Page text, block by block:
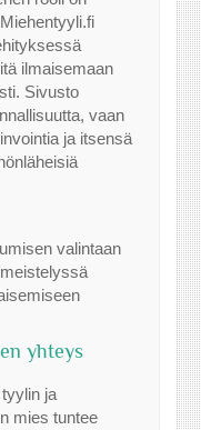
ilmaisemaan
Sivusto
vaan
ja itsensä
valintaan
yhteys
ja
mies tuntee